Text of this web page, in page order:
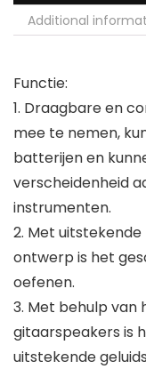
Additional
Functie:
1. Draagbare en
mee te nemen,
batterijen en
verscheidenheid
instrumenten.
2. Met
ontwerp is het
oefenen.
3. Met behulp van
gitaarspeakers is
uitstekende